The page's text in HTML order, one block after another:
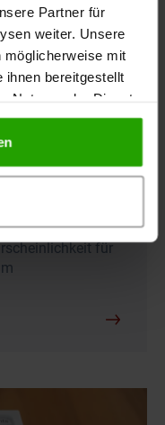
Partner für
weiter. Unsere
möglicherweise mit
ihnen bereitgestellt
Nutzung der Dienste
belastet
für